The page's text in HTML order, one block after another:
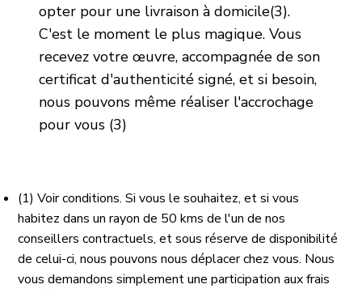
opter pour une livraison à domicile(3).
C'est le moment le plus magique. Vous
recevez votre œuvre, accompagnée de son
certificat d'authenticité signé, et si besoin,
nous pouvons même réaliser l'accrochage
pour vous (3)
(1) Voir conditions. Si vous le souhaitez, et si vous
habitez dans un rayon de 50 kms de l'un de nos
conseillers contractuels, et sous réserve de disponibilité
de celui-ci, nous pouvons nous déplacer chez vous. Nous
vous demandons simplement une participation aux frais